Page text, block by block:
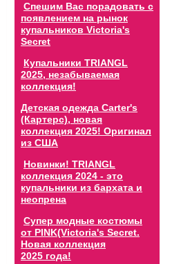
Спешим Вас порадовать с
появлением на рынок
купальников Victoria's
Secret
Купальники TRIANGL
2025, незабываемая
коллекция!
Детская одежда Carter's
(Картерс), новая
коллекция 2025! Оригинал
из США
Новинки! TRIANGL
коллекция 2024 - это
купальники из бархата и
неопрена
Супер модные костюмы
от PINK(Victoria's Secret.
Новая коллекция
2025 года!